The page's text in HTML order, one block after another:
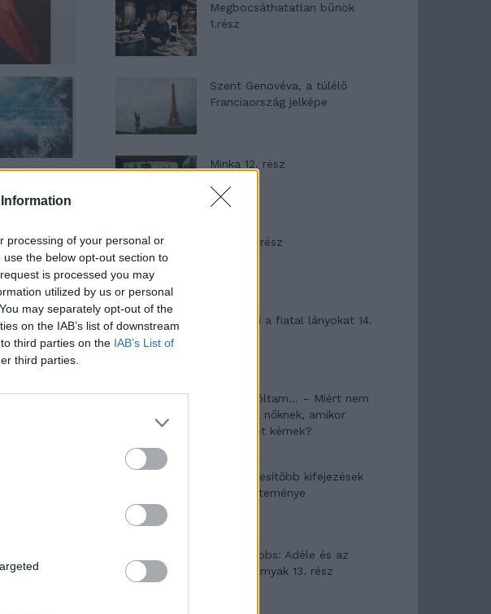
processing of your personal or
the below opt-out section to
is processed you may
utilized by us or personal
may separately opt-out of the
on the IAB’s list of downstream
third parties on the IAB’s List of
third parties.
Megbocsáthatatlan bűnök
1.rész
Szent Genovéva, a túlélő
Franciaország jelképe
Minka 12. rész
Minka 11. rész
T. szereti a fiatal lányokat 14.
Pedig szóltam… – Miért nem
hiszünk a nőknek, amikor
segítséget kérnek?
A legidegesítőbb kifejezések
laza gyűjteménye
Elyna Robbs: Adéle és az
örökölt árnyak 13. rész